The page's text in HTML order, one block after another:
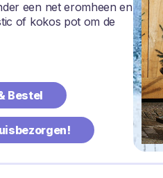
een net eromheen en
of kokos pot om de
Bestel